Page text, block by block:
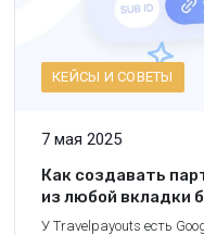
КЕЙСЫ И СОВЕТЫ
7 мая 2025
Как создавать
из любой вкладки
У Travelpayouts есть